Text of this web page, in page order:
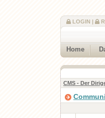
LOGIN |
Home
CMS - Der